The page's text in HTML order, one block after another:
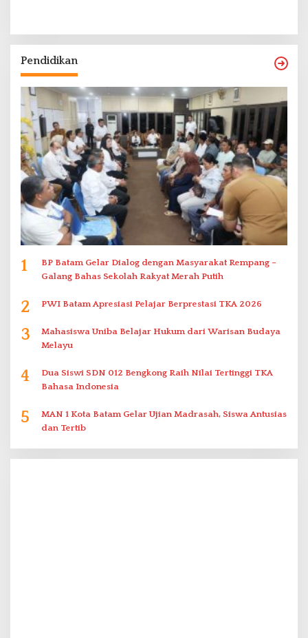
Pendidikan
1
BP Batam Gelar Dialog dengan Masyarakat Rempang –
Galang Bahas Sekolah Rakyat Merah Putih
2 PWI Batam Apresiasi Pelajar Berprestasi TKA 2026
3
Mahasiswa Uniba Belajar Hukum dari Warisan Budaya
Melayu
4
Dua Siswi SDN 012 Bengkong Raih Nilai Tertinggi TKA
Bahasa Indonesia
5
MAN 1 Kota Batam Gelar Ujian Madrasah, Siswa Antusias
dan Tertib